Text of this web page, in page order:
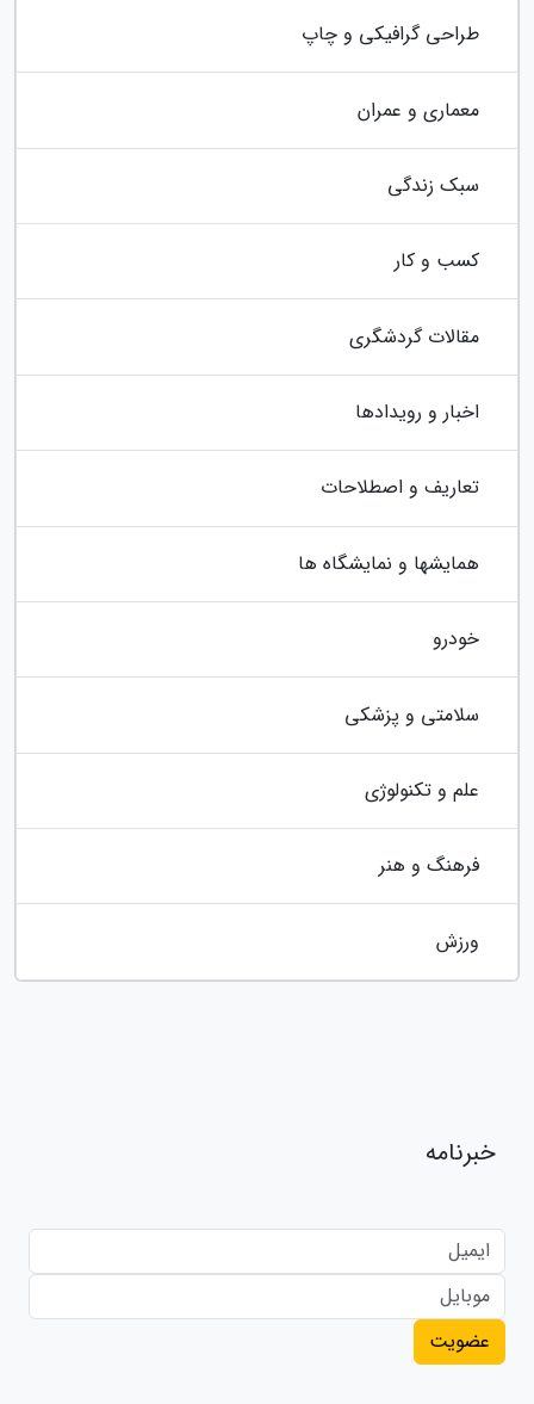
طراحی گرافیکی و چاپ
معماری و عمران
سبک زندگی
کسب و کار
مقالات گردشگری
اخبار و رویدادها
تعاریف و اصطلاحات
همایشها و نمایشگاه ها
خودرو
سلامتی و پزشکی
علم و تکنولوژی
فرهنگ و هنر
ورزش
خبرنامه
عضویت